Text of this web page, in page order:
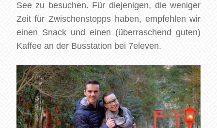
See zu besuchen. Für diejenigen, die weniger
Zeit für Zwischenstopps haben, empfehlen wir
einen Snack und einen (überraschend guten)
Kaffee an der Busstation bei 7eleven.